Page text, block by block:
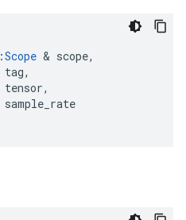
Scope & scope,
tag,
tensor,
sample_rate